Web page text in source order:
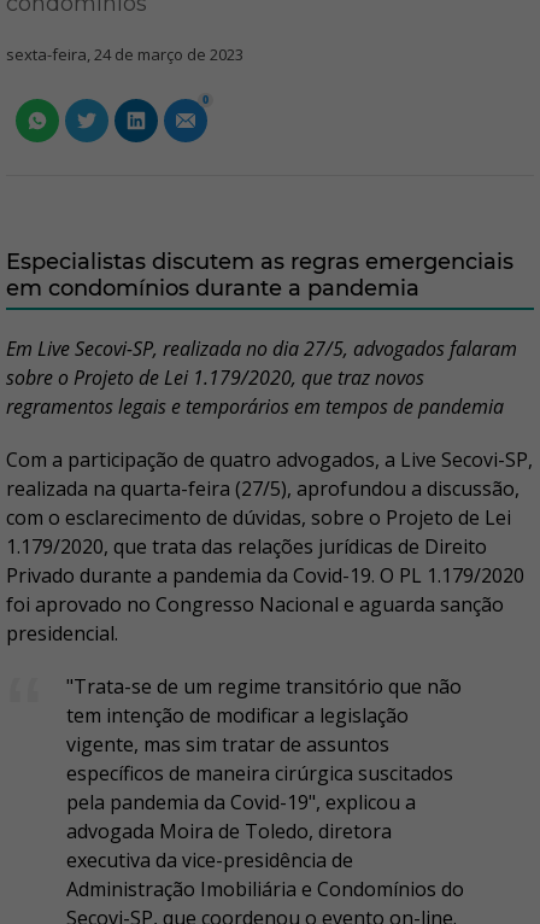
sexta-feira, 24 de março de 2023
0
Especialistas discutem as regras emergenciais
em condomínios durante a pandemia
Em Live Secovi-SP, realizada no dia 27/5, advogados falaram
sobre o Projeto de Lei 1.179/2020, que traz novos
regramentos legais e temporários em tempos de pandemia
Com a participação de quatro advogados, a Live Secovi-SP,
realizada na quarta-feira (27/5), aprofundou a discussão,
com o esclarecimento de dúvidas, sobre o Projeto de Lei
1.179/2020, que trata das relações jurídicas de Direito
Privado durante a pandemia da Covid-19. O PL 1.179/2020
foi aprovado no Congresso Nacional e aguarda sanção
presidencial.
"Trata-se de um regime transitório que não
tem intenção de modificar a legislação
vigente, mas sim tratar de assuntos
específicos de maneira cirúrgica suscitados
pela pandemia da Covid-19", explicou a
advogada Moira de Toledo, diretora
executiva da vice-presidência de
Administração Imobiliária e Condomínios do
Secovi-SP, que coordenou o evento on-line.